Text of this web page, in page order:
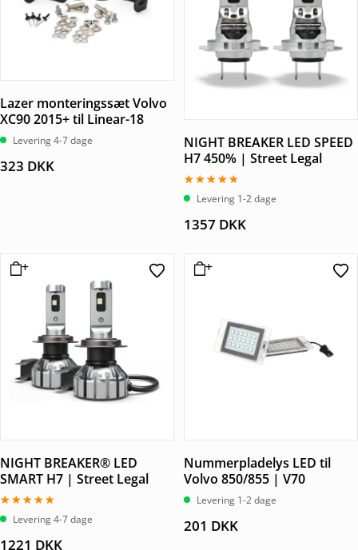
Lazer monteringssæt Volvo
XC90 2015+ til Linear-18
Levering 4-7 dage
323 DKK
NIGHT BREAKER LED SPEED
H7 450% | Street Legal
Vurderet
5.00Levering 1-2 dage
1357 DKK
NIGHT BREAKER® LED
SMART H7 | Street Legal
Vurderet
5.00Levering 4-7 dage
1221 DKK
Nummerpladelys LED til
Volvo 850/855 | V70
Levering 1-2 dage
201 DKK